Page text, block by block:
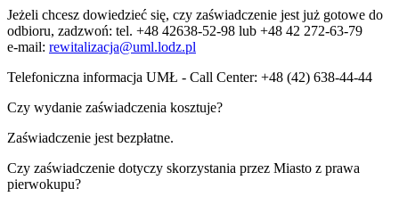
Jeżeli chcesz dowiedzieć się, czy zaświadczenie jest już gotowe do
odbioru, zadzwoń: tel. +48 42638-52-98 lub +48 42 272-63-79
e-mail: rewitalizacja@uml.lodz.pl
Telefoniczna informacja UMŁ - Call Center: +48 (42) 638-44-44
Czy wydanie zaświadczenia kosztuje?
Zaświadczenie jest bezpłatne.
Czy zaświadczenie dotyczy skorzystania przez Miasto z prawa
pierwokupu?